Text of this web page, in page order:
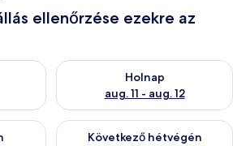
ellenőrzése ezekre az
ellenőrzése: aug. 10 - aug. 11
Holnap
aug. 11 - aug. 12
A holnapi rendelkezésre állás
állás ellenőrzése: aug. 14 -
Következő hétvégén
A következő hétvégi